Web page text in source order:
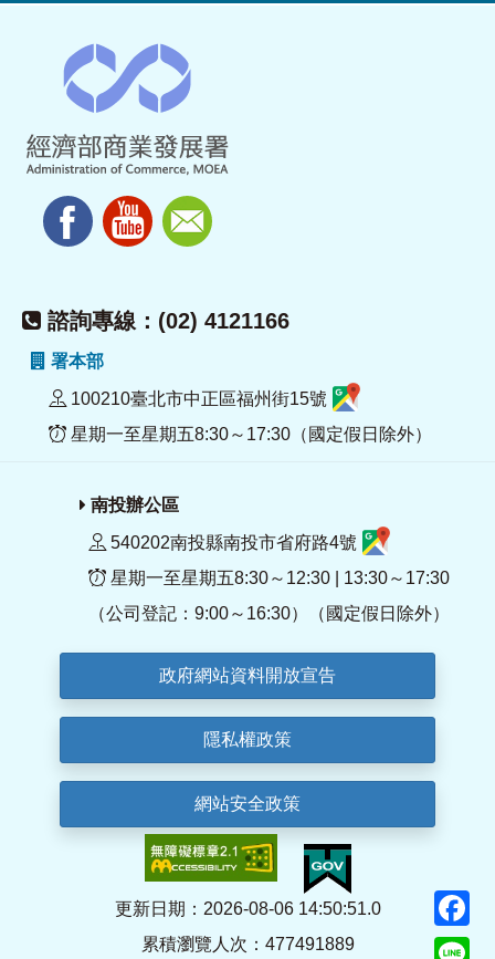
諮詢專線：(02) 4121166
署本部
100210臺北市中正區福州街15號
星期一至星期五8:30～17:30（國定假日除外）
南投辦公區
540202南投縣南投市省府路4號
星期一至星期五8:30～12:30 | 13:30～17:30
（公司登記：9:00～16:30）（國定假日除外）
政府網站資料開放宣告
隱私權政策
網站安全政策
更新日期：2026-08-06 14:50:51.0
累積瀏覽人次：477491889